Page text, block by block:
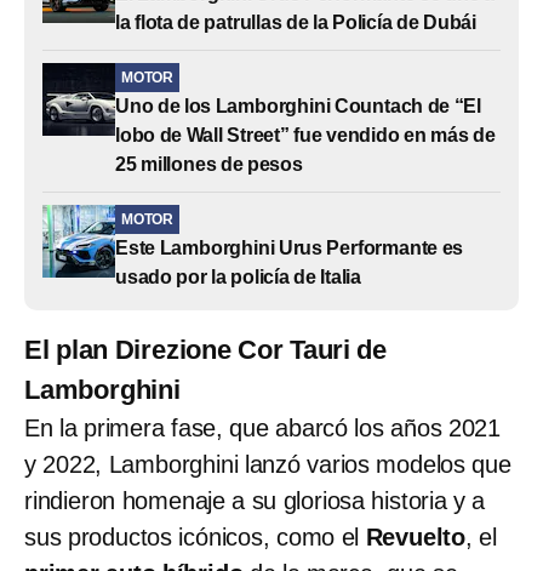
la flota de patrullas de la Policía de Dubái
MOTOR
Uno de los Lamborghini Countach de “El
lobo de Wall Street” fue vendido en más de
25 millones de pesos
MOTOR
Este Lamborghini Urus Performante es
usado por la policía de Italia
El plan Direzione Cor Tauri de
Lamborghini
En la primera fase, que abarcó los años 2021
y 2022, Lamborghini lanzó varios modelos que
rindieron homenaje a su gloriosa historia y a
sus productos icónicos, como el Revuelto, el